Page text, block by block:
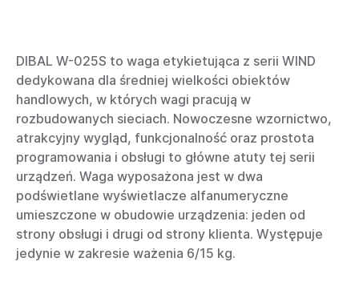
DIBAL W-025S to waga etykietująca z serii WIND
dedykowana dla średniej wielkości obiektów
handlowych, w których wagi pracują w
rozbudowanych sieciach. Nowoczesne wzornictwo,
atrakcyjny wygląd, funkcjonalność oraz prostota
programowania i obsługi to główne atuty tej serii
urządzeń. Waga wyposażona jest w dwa
podświetlane wyświetlacze alfanumeryczne
umieszczone w obudowie urządzenia: jeden od
strony obsługi i drugi od strony klienta. Występuje
jedynie w zakresie ważenia 6/15 kg.